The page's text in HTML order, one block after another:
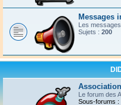
Messages
Les
Sujets : 200
Le forum des
Sous-forums :